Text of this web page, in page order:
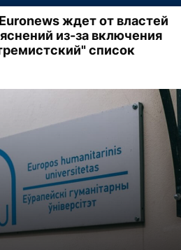
ждет от властей
из-за включения
список